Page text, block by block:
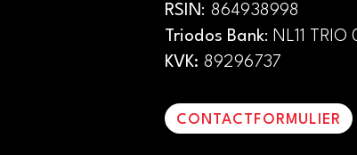
RSIN : 864938998
Triodos Bank: NL11
KVK: 89296737
CONTACTFORMULIER